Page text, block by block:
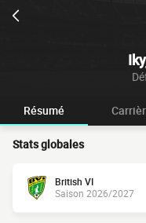
Résumé
Stats globales
British VI
Saison 2026/2027